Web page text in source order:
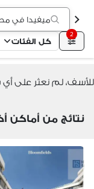
ميفيدا في
2
كل الفئات
للأسف، لم نعثر على
نتائج من أماكن